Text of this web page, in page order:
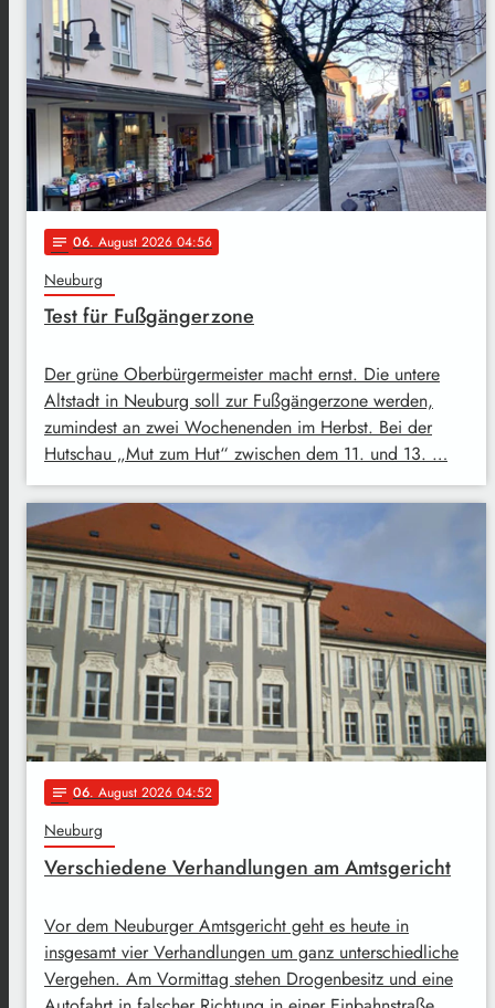
notes 06. August 2026 04:56
Neuburg
Test für Fußgängerzone
Der grüne Oberbürgermeister macht ernst. Die untere
Altstadt in Neuburg soll zur Fußgängerzone werden,
zumindest an zwei Wochenenden im Herbst. Bei der
Hutschau „Mut zum Hut“ zwischen dem 11. und 13. …
notes 06. August 2026 04:52
Neuburg
Verschiedene Verhandlungen am Amtsgericht
Vor dem Neuburger Amtsgericht geht es heute in
insgesamt vier Verhandlungen um ganz unterschiedliche
Vergehen. Am Vormittag stehen Drogenbesitz und eine